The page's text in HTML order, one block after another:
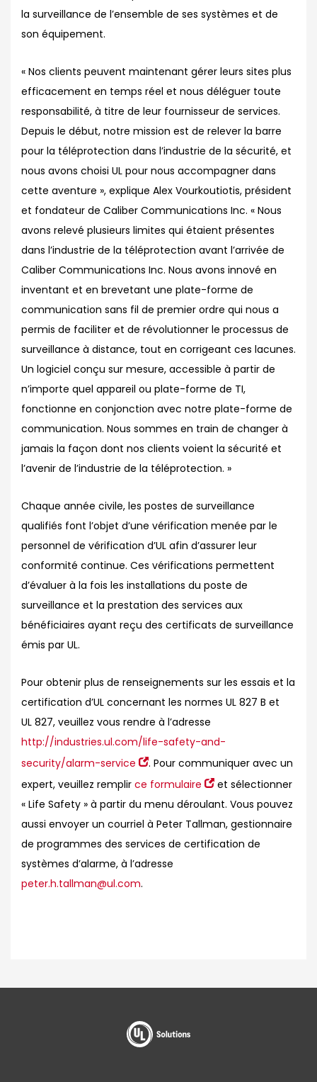
la surveillance de l’ensemble de ses systèmes et de
son équipement.
« Nos clients peuvent maintenant gérer leurs sites plus
efficacement en temps réel et nous déléguer toute
responsabilité, à titre de leur fournisseur de services.
Depuis le début, notre mission est de relever la barre
pour la téléprotection dans l’industrie de la sécurité, et
nous avons choisi UL pour nous accompagner dans
cette aventure », explique Alex Vourkoutiotis, président
et fondateur de Caliber Communications Inc. « Nous
avons relevé plusieurs limites qui étaient présentes
dans l’industrie de la téléprotection avant l’arrivée de
Caliber Communications Inc. Nous avons innové en
inventant et en brevetant une plate-forme de
communication sans fil de premier ordre qui nous a
permis de faciliter et de révolutionner le processus de
surveillance à distance, tout en corrigeant ces lacunes.
Un logiciel conçu sur mesure, accessible à partir de
n’importe quel appareil ou plate-forme de TI,
fonctionne en conjonction avec notre plate-forme de
communication. Nous sommes en train de changer à
jamais la façon dont nos clients voient la sécurité et
l’avenir de l’industrie de la téléprotection. »
Chaque année civile, les postes de surveillance
qualifiés font l’objet d’une vérification menée par le
personnel de vérification d’UL afin d’assurer leur
conformité continue. Ces vérifications permettent
d’évaluer à la fois les installations du poste de
surveillance et la prestation des services aux
bénéficiaires ayant reçu des certificats de surveillance
émis par UL.
Pour obtenir plus de renseignements sur les essais et la
certification d’UL concernant les normes UL 827 B et
UL 827, veuillez vous rendre à l’adresse
http://industries.ul.com/life-safety-and-
security/alarm-service
. Pour communiquer avec un
expert, veuillez remplir ce formulaire
et sélectionner
« Life Safety » à partir du menu déroulant. Vous pouvez
aussi envoyer un courriel à Peter Tallman, gestionnaire
de programmes des services de certification de
systèmes d’alarme, à l’adresse
peter.h.tallman@ul.com.